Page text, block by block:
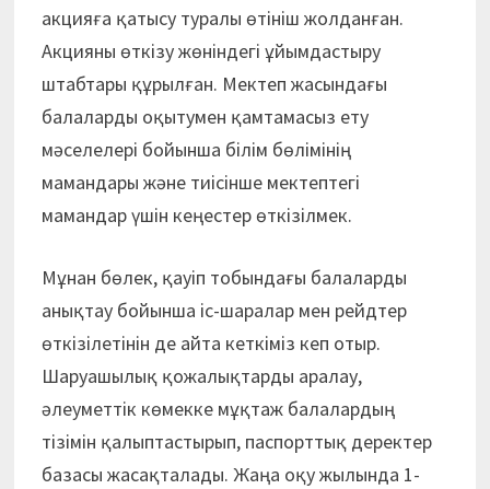
акцияға қатысу туралы өтініш жолданған.
Акцияны өткізу жөніндегі ұйымдастыру
штабтары құрылған. Мектеп жасындағы
балаларды оқытумен қамтамасыз ету
мәселелері бойынша білім бөлімінің
мамандары және тиісінше мектептегі
мамандар үшін кеңестер өткізілмек.
Мұнан бөлек, қауіп тобындағы балаларды
анықтау бойынша іс-шаралар мен рейдтер
өткізілетінін де айта кеткіміз кеп отыр.
Шаруашылық қожалықтарды аралау,
әлеуметтік көмекке мұқтаж балалардың
тізімін қалып­тас­тырып, паспорттық дерек­тер
базасы жасақталады. Жаңа оқу жылында 1-